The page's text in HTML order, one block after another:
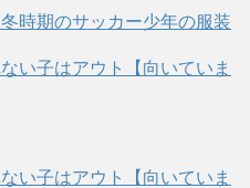
時期のサッカー少年の服装
い子はアウト【向いていま
い子はアウト【向いていま